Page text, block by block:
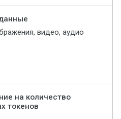
видео, аудио
на количество
токенов